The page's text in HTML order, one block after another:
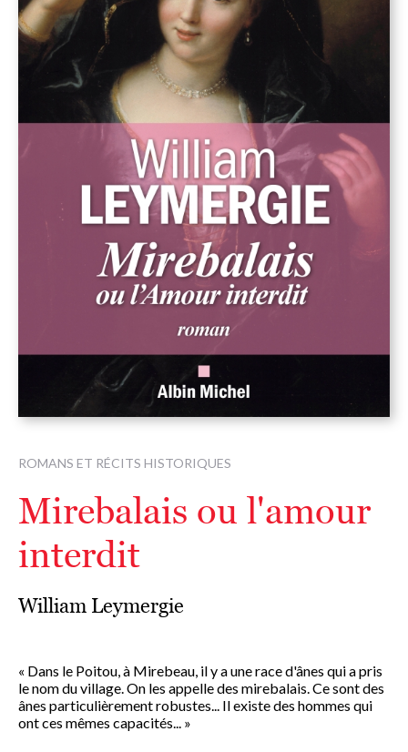
ROMANS ET RÉCITS HISTORIQUES
Mirebalais ou l'amour
interdit
William Leymergie
« Dans le Poitou, à Mirebeau, il y a une race d'ânes qui a pris
le nom du village. On les appelle des mirebalais. Ce sont des
ânes particulièrement robustes... Il existe des hommes qui
ont ces mêmes capacités... »